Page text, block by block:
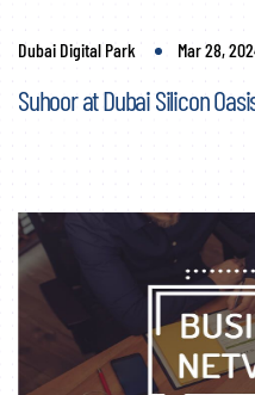
Dubai Digital Park Mar 28,
Suhoor at Dubai Silicon